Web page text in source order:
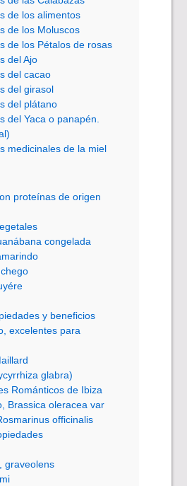
de los alimentos
de los Moluscos
de los Pétalos de rosas
del Ajo
del cacao
del girasol
del plátano
del Yaca o panapén.
medicinales de la miel
proteínas de origen
congelada
y beneficios
excelentes para
glabra)
Románticos de Ibiza
Brassica oleracea var
officinalis
graveolens